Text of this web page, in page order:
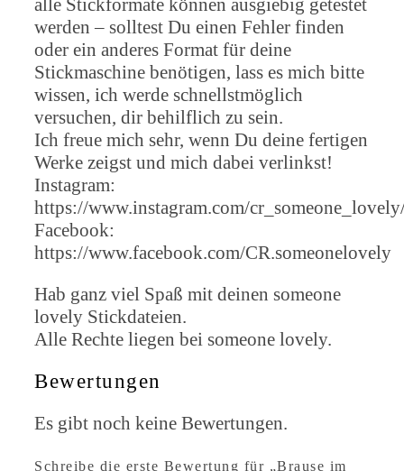
werden – solltest Du einen Fehler finden
oder ein anderes Format für deine
Stickmaschine benötigen, lass es mich bitte
wissen, ich werde schnellstmöglich
versuchen, dir behilflich zu sein.
Ich freue mich sehr, wenn Du deine fertigen
Werke zeigst und mich dabei verlinkst!
Instagram:
https://www.instagram.com/
Facebook:
https://www.facebook.com/CR.someonelovely
Hab ganz viel Spaß mit deinen someone
lovely Stickdateien.
Alle Rechte liegen bei someone lovely.
Bewertungen
Es gibt noch keine Bewertungen.
Schreibe die erste Bewertung für „Brause im